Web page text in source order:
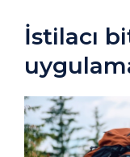
İstilacı